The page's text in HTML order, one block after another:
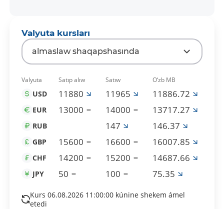
Valyuta kursları
almaslaw shaqapshasında
Valyuta Satıp alıw Satıw O‘zb MB
USD 11880 11965 11886.72
EUR 13000 14000 13717.27
RUB 147 146.37
GBP 15600 16600 16007.85
CHF 14200 15200 14687.66
JPY 50 100 75.35
Kurs 06.08.2026 11:00:00 kúnine shekem ámel
etedi